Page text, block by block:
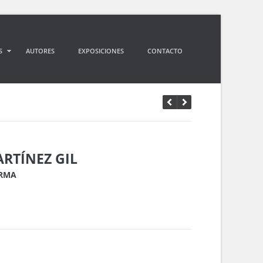
AUTORES EXPOSICIONES CONTACTO
GIL